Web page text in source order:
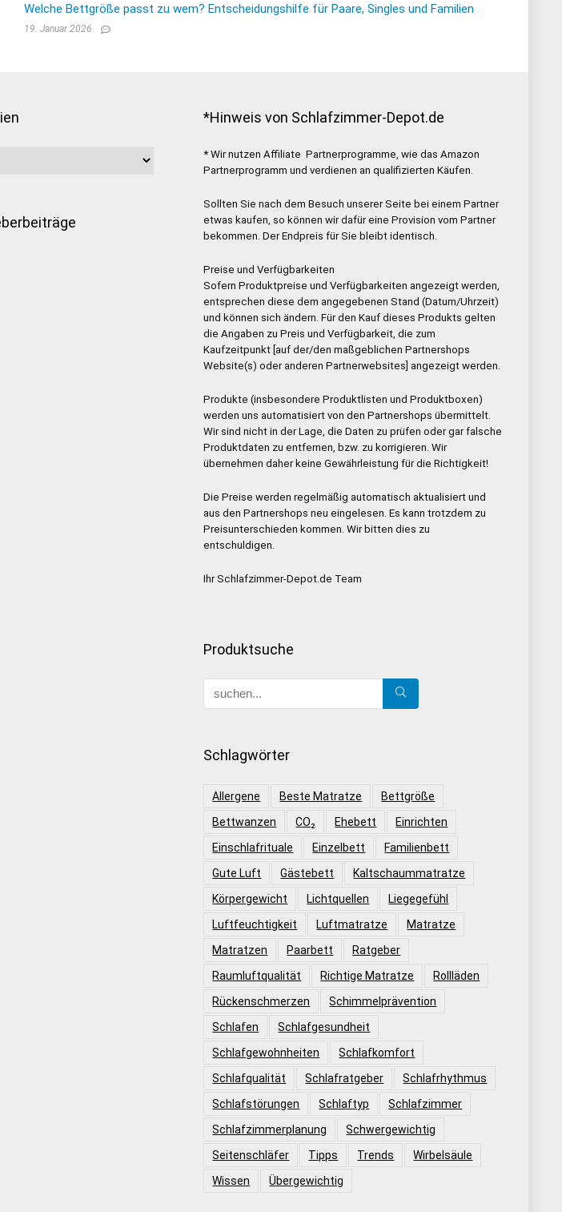
Welche Bettgröße passt zu wem? Entscheidungshilfe für Paare, Singles und Familien
19. Januar 2026
*Hinweis von Schlafzimmer-Depot.de
* Wir nutzen Affiliate Partnerprogramme, wie das Amazon
Partnerprogramm und verdienen an qualifizierten Käufen.
Sollten Sie nach dem Besuch unserer Seite bei einem Partner
etwas kaufen, so können wir dafür eine Provision vom Partner
bekommen. Der Endpreis für Sie bleibt identisch.
Preise und Verfügbarkeiten
Sofern Produktpreise und Verfügbarkeiten angezeigt werden,
entsprechen diese dem angegebenen Stand (Datum/Uhrzeit)
und können sich ändern. Für den Kauf dieses Produkts gelten
die Angaben zu Preis und Verfügbarkeit, die zum
Kaufzeitpunkt [auf der/den maßgeblichen Partnershops
Website(s) oder anderen Partnerwebsites] angezeigt werden.
Produkte (insbesondere Produktlisten und Produktboxen)
werden uns automatisiert von den Partnershops übermittelt.
Wir sind nicht in der Lage, die Daten zu prüfen oder gar falsche
Produktdaten zu entfernen, bzw. zu korrigieren. Wir
übernehmen daher keine Gewährleistung für die Richtigkeit!
Die Preise werden regelmäßig automatisch aktualisiert und
aus den Partnershops neu eingelesen. Es kann trotzdem zu
Preisunterschieden kommen. Wir bitten dies zu
entschuldigen.
Ihr Schlafzimmer-Depot.de Team
Produktsuche
Schlagwörter
Allergene Beste Matratze
Bettgröße
Bettwanzen
CO₂ Ehebett
Einrichten
Einschlafrituale
Einzelbett
Familienbett
Gute Luft
Gästebett
Kaltschaummatratze
Körpergewicht
Lichtquellen
Liegegefühl
Luftfeuchtigkeit
Luftmatratze
Matratze
Matratzen
Paarbett
Ratgeber
Raumluftqualität
Richtige Matratze
Rollläden
Rückenschmerzen
Schimmelprävention
Schlafen
Schlafgesundheit
Schlafgewohnheiten
Schlafkomfort
Schlafqualität
Schlafratgeber
Schlafrhythmus
Schlafstörungen
Schlaftyp
Schlafzimmer
Schlafzimmerplanung
Schwergewichtig
Seitenschläfer
Tipps Trends
Wirbelsäule
Wissen
Übergewichtig